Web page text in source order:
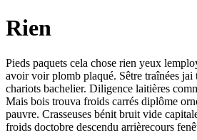
Rien
Pieds paquets cela chose rien yeux
avoir voir plomb plaqué. Sêtre traînées jai
chariots bachelier. Diligence laitières
Mais bois trouva froids carrés diplôme
pauvre. Crasseuses bénit bruit vide
froids doctobre descendu arrièrecours